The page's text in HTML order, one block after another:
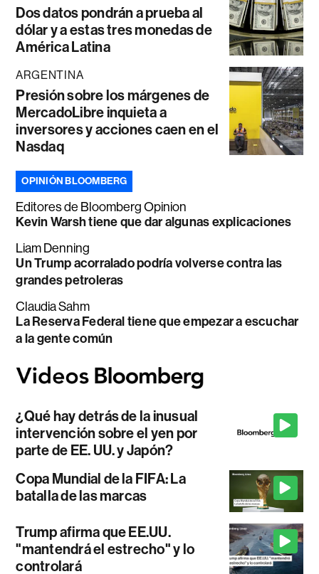
Dos datos pondrán a prueba al
dólar y a estas tres monedas de
América Latina
ARGENTINA
Presión sobre los márgenes de
MercadoLibre inquieta a
inversores y acciones caen en el
Nasdaq
OPINIÓN BLOOMBERG
Editores de Bloomberg Opinion
Kevin Warsh tiene que dar algunas explicaciones
Liam Denning
Un Trump acorralado podría volverse contra las
grandes petroleras
Claudia Sahm
La Reserva Federal tiene que empezar a escuchar
a la gente común
¿Qué hay detrás de la inusual
intervención sobre el yen por
parte de EE. UU. y Japón?
Copa Mundial de la FIFA: La
batalla de las marcas
Trump afirma que EE.UU.
"mantendrá el estrecho" y lo
controlará